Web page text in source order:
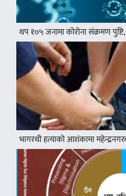
थप १०५ जनामा कोरोना संक्रमण
भागरथी हत्याको आशंकामा